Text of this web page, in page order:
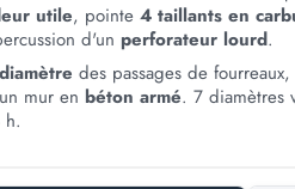
utile, pointe4 taillants en
d'un perforateur lourd.
des passages de
mur en béton armé. 7 diamètres